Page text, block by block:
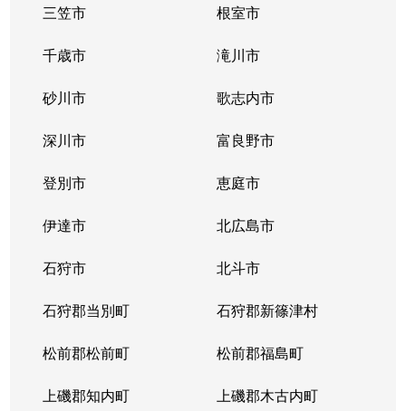
三笠市 根室市
千歳市 滝川市
砂川市 歌志内市
深川市 富良野市
登別市 恵庭市
伊達市 北広島市
石狩市 北斗市
石狩郡当別町 石狩郡新篠津村
松前郡松前町 松前郡福島町
上磯郡知内町 上磯郡木古内町